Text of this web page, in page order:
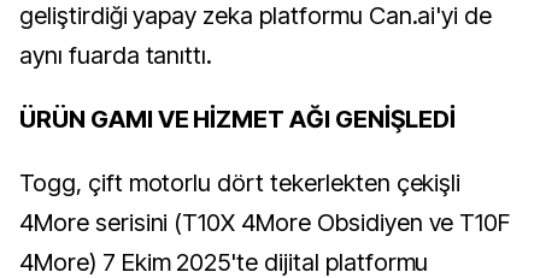
geliştirdiği yapay zeka platformu Can.ai'yi de
aynı fuarda tanıttı.
ÜRÜN GAMI VE HİZMET AĞI GENİŞLEDİ
Togg, çift motorlu dört tekerlekten çekişli
4More serisini (T10X 4More Obsidiyen ve T10F
4More) 7 Ekim 2025'te dijital platformu